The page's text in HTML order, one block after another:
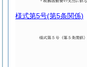
様式第5号(第5条関係)